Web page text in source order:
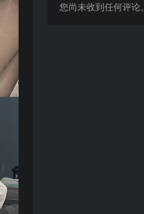
您尚未收到任何评论。